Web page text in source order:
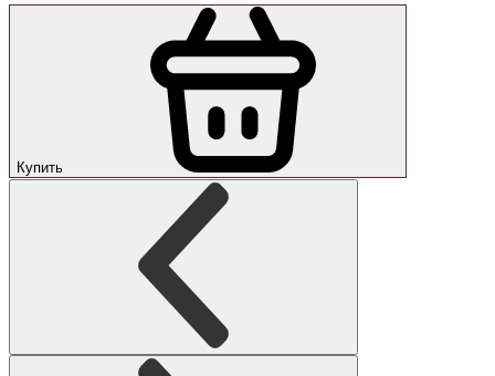
Купить